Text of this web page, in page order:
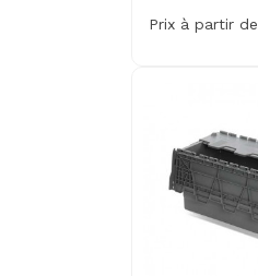
Prix à partir de